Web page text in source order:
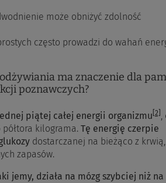
może obniżyć zdolność
często prowadzi do wahań
ma znaczenie dla
poznawczych?
piątej całej energii organizmu [2] ,
półtora kilograma. Tę energię czerpie
dostarczanej na bieżąco z
zapasów.
jemy, działa na mózg szybciej niż